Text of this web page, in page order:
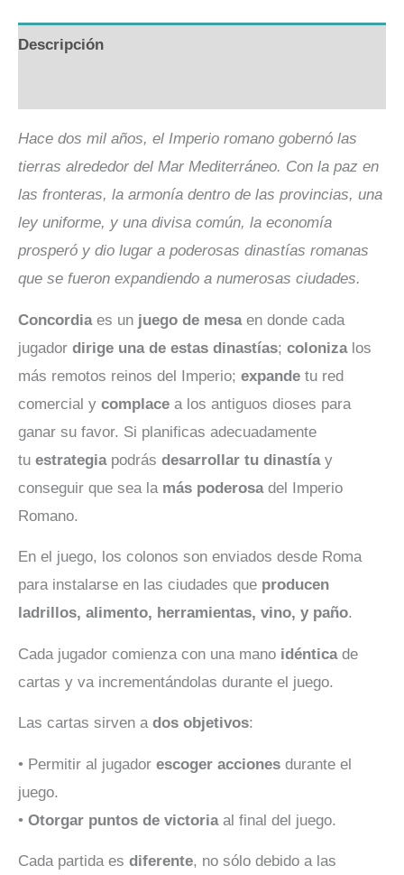
Descripción
Hace dos mil años, el Imperio romano gobernó las
tierras alrededor del Mar Mediterráneo. Con la paz en
las fronteras, la armonía dentro de las provincias, una
ley uniforme, y una divisa común, la economía
prosperó y dio lugar a poderosas dinastías romanas
que se fueron expandiendo a numerosas ciudades.
Concordia es un juego de mesaen donde cada
jugador dirige una de estas dinastías; colonizalos
más remotos reinos del Imperio; expande tu red
comercial y complace a los antiguos dioses para
ganar su favor. Si planificas adecuadamente
tu estrategiapodrás desarrollar tu dinastíay
conseguir que sea la más poderosadel Imperio
Romano.
En el juego, los colonos son enviados desde Roma
para instalarse en las ciudades que producen
ladrillos, alimento, herramientas, vino, y paño.
Cada jugador comienza con una mano idénticade
cartas y va incrementándolas durante el juego.
Las cartas sirven a dos objetivos:
• Permitir al jugador escoger acciones durante el
juego.
• Otorgar puntos de victoriaal final del juego.
Cada partida es diferente, no sólo debido a las